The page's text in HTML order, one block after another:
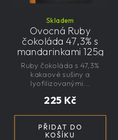
Skladem
Ovocná Ruby
čokoláda 47,3% s
mandarinkami 125g
- velká, řemeslná,
exkluzivní, dárková
225 Kč
PŘIDAT DO
KOŠÍKU
Ruby čokoláda s 47,3%
kakaové sušiny a
lyofilizovanými...